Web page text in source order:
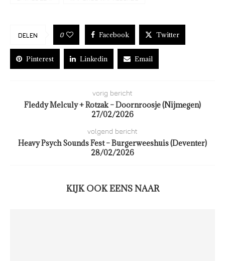
DELEN 0 Facebook Twitter
Pinterest Linkedin Email
vorig bericht
Fleddy Melculy + Rotzak – Doornroosje (Nijmegen)
27/02/2026
volgend bericht
Heavy Psych Sounds Fest – Burgerweeshuis (Deventer)
28/02/2026
KIJK OOK EENS NAAR